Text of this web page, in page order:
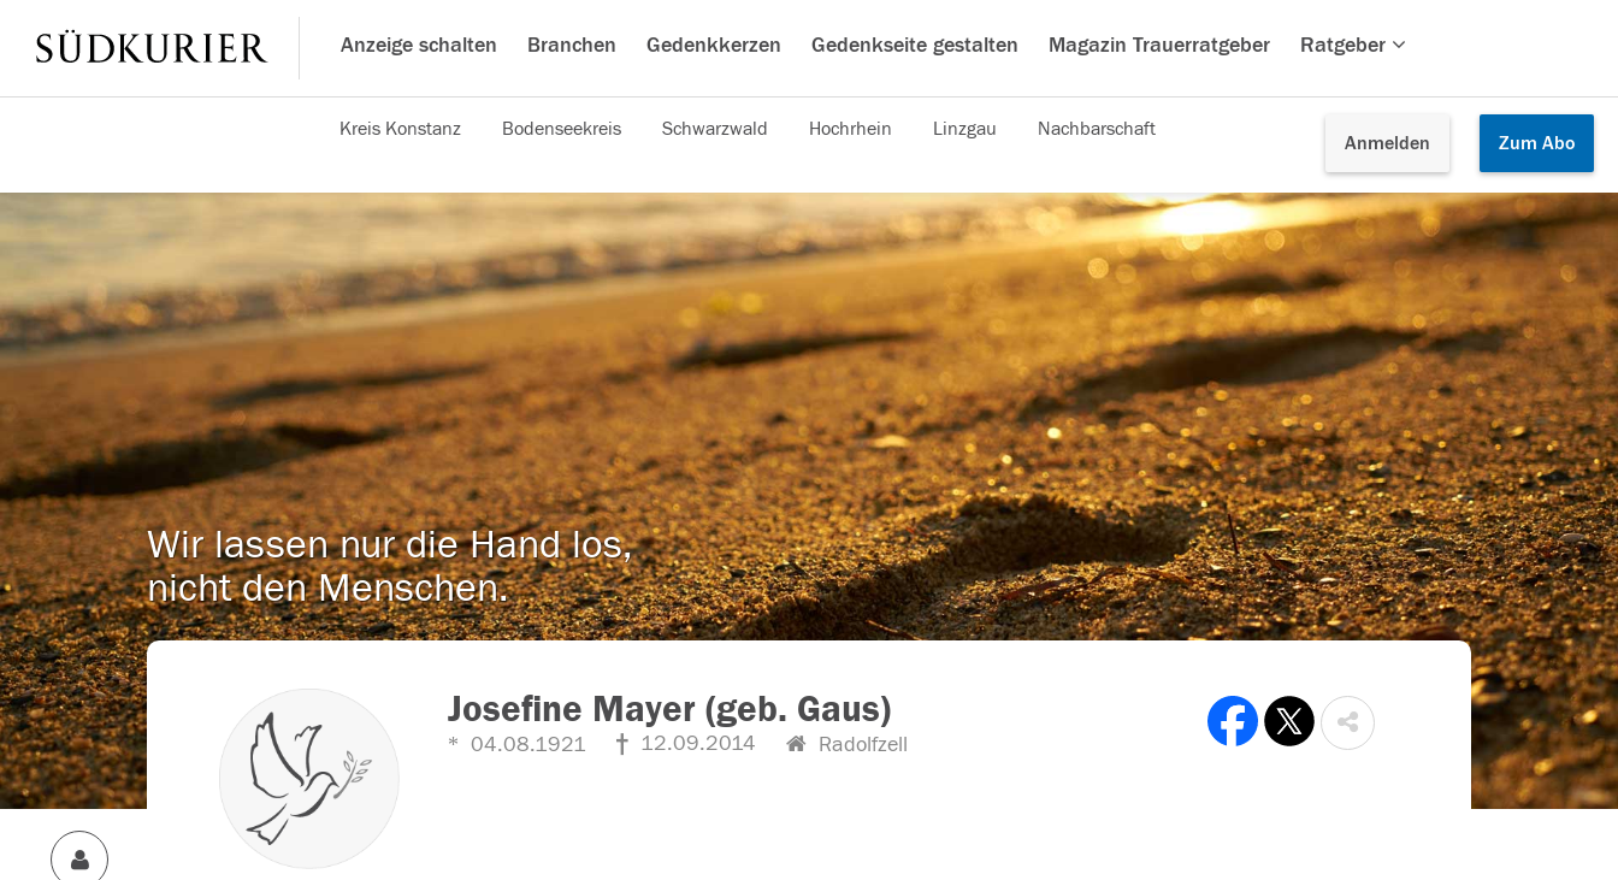
Anzeige schalten Branchen Gedenkkerzen Gedenkseite gestalten Magazin Trauerratgeber Ratgeber
Anmelden Zum Abo
Kreis Konstanz Bodenseekreis Schwarzwald Hochrhein Linzgau Nachbarschaft
Wir lassen nur die Hand los,
nicht den Menschen.
Josefine Mayer (geb. Gaus)
04.08.1921 12.09.2014 Radolfzell